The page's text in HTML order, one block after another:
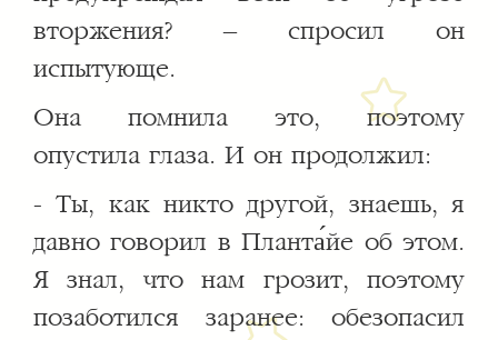
вторжения? – спросил он
испытующе.
Она помнила это, поэтому
опустила глаза. И он продолжил:
- Ты, как никто другой, знаешь, я
давно говорил в Планта́йе об этом.
Я знал, что нам грозит, поэтому
позаботился заранее: обезопасил